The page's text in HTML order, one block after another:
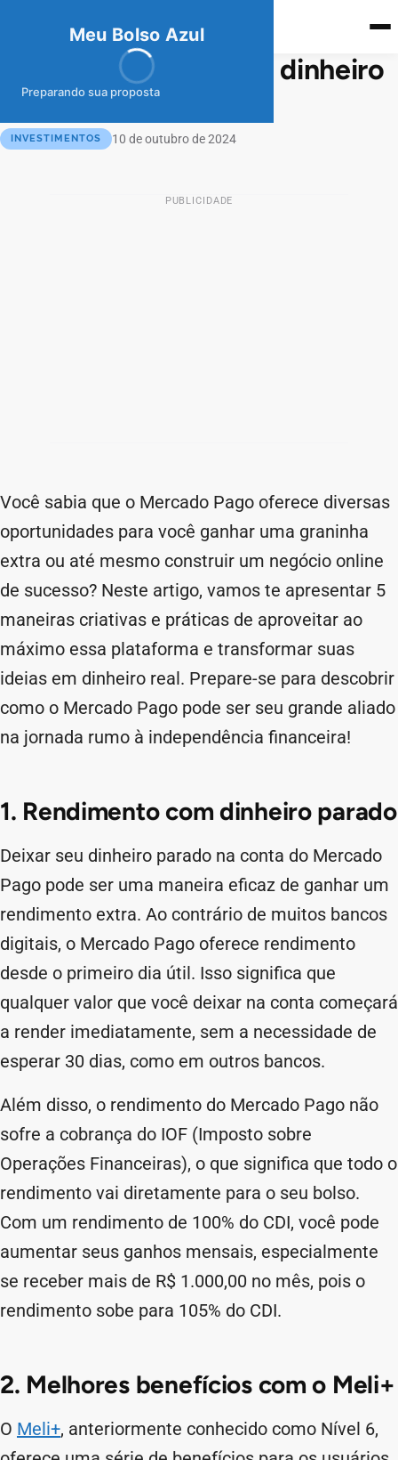
Meu Bolso Azul
Preparando sua proposta
meubolso Azul
5 maneiras de ganhar dinheiro
com o Mercado Pago
INVESTIMENTOS 10 de outubro de 2024
PUBLICIDADE
Você sabia que o Mercado Pago oferece diversas
oportunidades para você ganhar uma graninha
extra ou até mesmo construir um negócio online
de sucesso? Neste artigo, vamos te apresentar 5
maneiras criativas e práticas de aproveitar ao
máximo essa plataforma e transformar suas
ideias em dinheiro real. Prepare-se para descobrir
como o Mercado Pago pode ser seu grande aliado
na jornada rumo à independência financeira!
1. Rendimento com dinheiro parado
Deixar seu dinheiro parado na conta do Mercado
Pago pode ser uma maneira eficaz de ganhar um
rendimento extra. Ao contrário de muitos bancos
digitais, o Mercado Pago oferece rendimento
desde o primeiro dia útil. Isso significa que
qualquer valor que você deixar na conta começará
a render imediatamente, sem a necessidade de
esperar 30 dias, como em outros bancos.
Além disso, o rendimento do Mercado Pago não
sofre a cobrança do IOF (Imposto sobre
Operações Financeiras), o que significa que todo o
rendimento vai diretamente para o seu bolso.
Com um rendimento de 100% do CDI, você pode
aumentar seus ganhos mensais, especialmente
se receber mais de R$ 1.000,00 no mês, pois o
rendimento sobe para 105% do CDI.
2. Melhores benefícios com o Meli+
O Meli+, anteriormente conhecido como Nível 6,